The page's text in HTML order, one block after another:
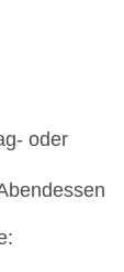
310
oder